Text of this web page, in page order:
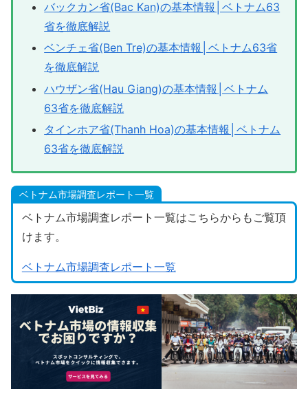
バックカン省(Bac Kan)の基本情報│ベトナム63
省を徹底解説
ベンチェ省(Ben Tre)の基本情報│ベトナム63省
を徹底解説
ハウザン省(Hau Giang)の基本情報│ベトナム
63省を徹底解説
タインホア省(Thanh Hoa)の基本情報│ベトナム
63省を徹底解説
ベトナム市場調査レポート一覧
ベトナム市場調査レポート一覧はこちらからもご覧頂
けます。
ベトナム市場調査レポート一覧